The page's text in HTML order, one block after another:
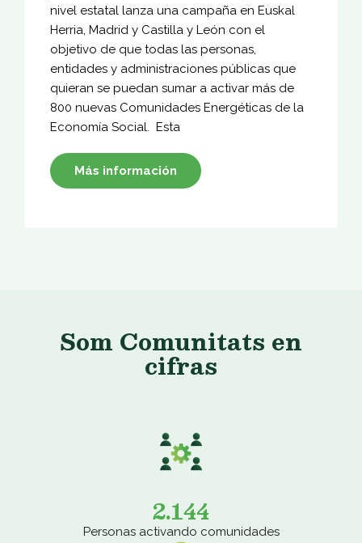
nivel estatal lanza una campaña en Euskal
Herria, Madrid y Castilla y León con el
objetivo de que todas las personas,
entidades y administraciones públicas que
quieran se puedan sumar a activar más de
800 nuevas Comunidades Energéticas de la
Economía Social. Esta
Más información
Som Comunitats en
cifras
2.144
Personas activando comunidades